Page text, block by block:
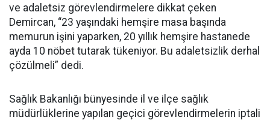
ve adaletsiz görevlendirmelere dikkat çeken
Demircan, “23 yaşındaki hemşire masa başında
memurun işini yaparken, 20 yıllık hemşire hastanede
ayda 10 nöbet tutarak tükeniyor. Bu adaletsizlik derhal
çözülmeli” dedi.
Sağlık Bakanlığı bünyesinde il ve ilçe sağlık
müdürlüklerine yapılan geçici görevlendirmelerin iptali